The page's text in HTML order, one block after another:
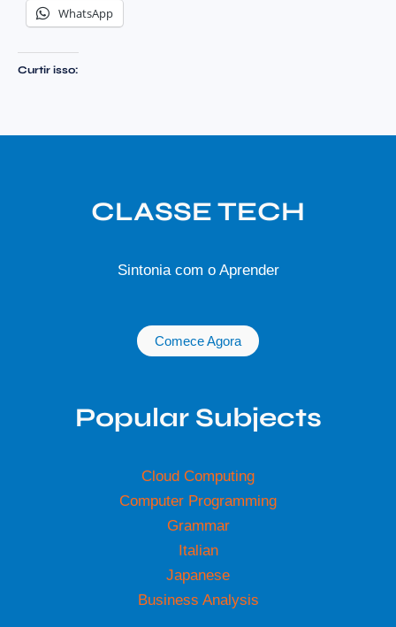
WhatsApp
Curtir isso:
CLASSE TECH
Sintonia com o Aprender
Comece Agora
Popular Subjects
Cloud Computing
Computer Programming
Grammar
Italian
Japanese
Business Analysis